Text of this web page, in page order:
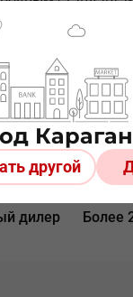
о
дилер Более
другой